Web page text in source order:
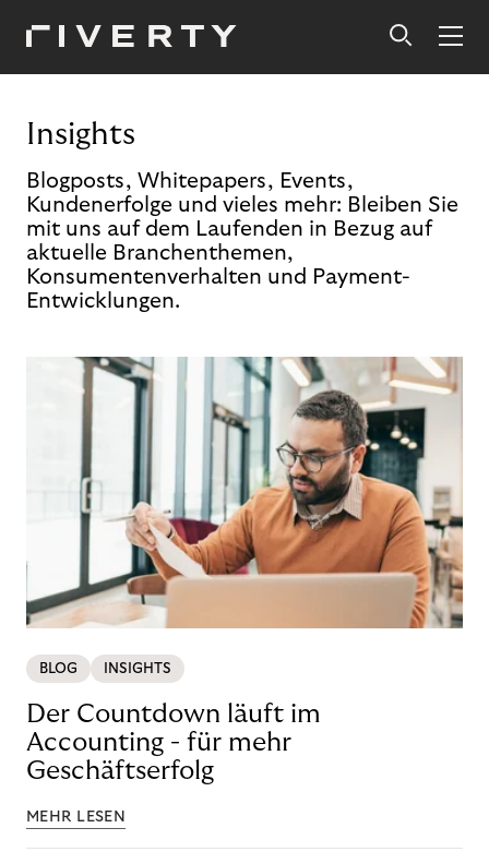
Insights
Blogposts, Whitepapers, Events,
Kundenerfolge und vieles mehr: Bleiben Sie
mit uns auf dem Laufenden in Bezug auf
aktuelle Branchenthemen,
Konsumentenverhalten und Payment-
Entwicklungen.
BLOG INSIGHTS
Der Countdown läuft im
Accounting - für mehr
Geschäftserfolg
MEHR LESEN